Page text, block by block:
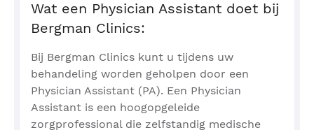
Wat een Physician Assistant doet bij
Bergman Clinics:
Bij Bergman Clinics kunt u tijdens uw
behandeling worden geholpen door een
Physician Assistant (PA). Een Physician
Assistant is een hoogopgeleide
zorgprofessional die zelfstandig medische